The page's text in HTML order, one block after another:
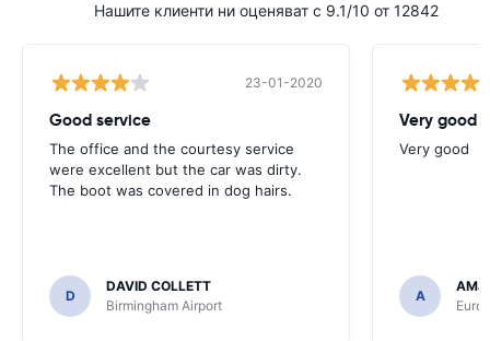
Нашите клиенти ни оценяват с 9.1/10 от 12842
23-01-2020
Good service
The office and the courtesy service
were excellent but the car was dirty.
The boot was covered in dog hairs.
D
DAVID COLLETT
Birmingham Airport
Very good
Very good
A